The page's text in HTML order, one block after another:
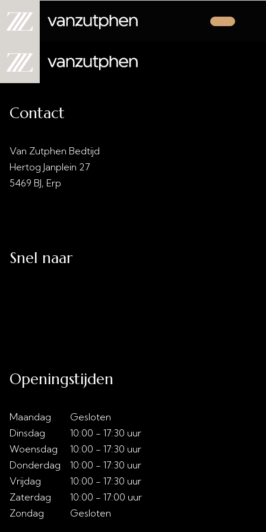
Contact
Van Zutphen Bedtijd
Hertog Janplein 27
5469 BJ, Erp
Snel naar
Openingstijden
Maandag
Dinsdag
Woensdag
Donderdag
Vrijdag
Zaterdag
Zondag
Gesloten
10:00 - 17:30 uur
10:00 - 17:30 uur
10:00 - 17:30 uur
10:00 - 17:30 uur
10:00 - 17:00 uur
Gesloten